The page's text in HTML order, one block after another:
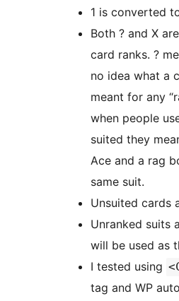
1 is converted
Both ? and X
card ranks. ?
no idea what a
meant for any
when people
suited they
Ace and a rag
same suit.
Unsuited cards
Unranked suits
will be used as
I tested using
tag and WP